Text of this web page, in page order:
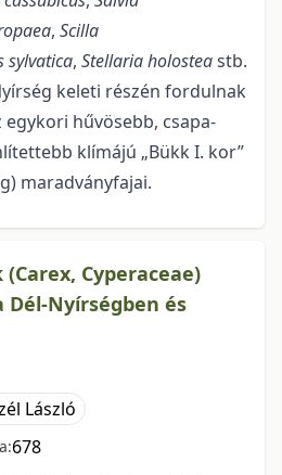
, Scilla
sylvatica, Stellaria holosteastb.
keleti részén fordulnak
egykori hűvösebb, csapa­
klímájú „Bükk I. kor”
maradványfajai.
Cyperaceae)
Nyírségben és
László
678